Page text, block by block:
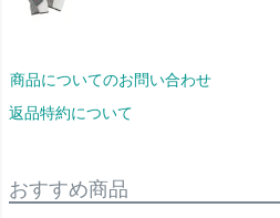
商品についてのお問い合わせ
返品特約について
おすすめ商品